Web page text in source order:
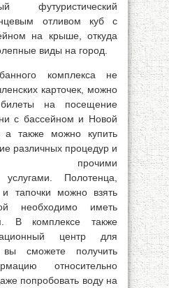
футуристический
отливом куб с
на крыше, откуда
виды на город.
комплекса не
карточек, можно
на посещение
с бассейном и Новой
а также можно купить
различных процедур и
прочими
услугами. Полотенца,
тапочки можно взять
необходимо иметь
В комплексе также
центр для
вы сможете получить
относительно
попробовать воду на